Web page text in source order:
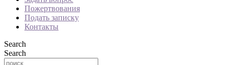
Пожертвования
Подать записку
Контакты
Search
Search